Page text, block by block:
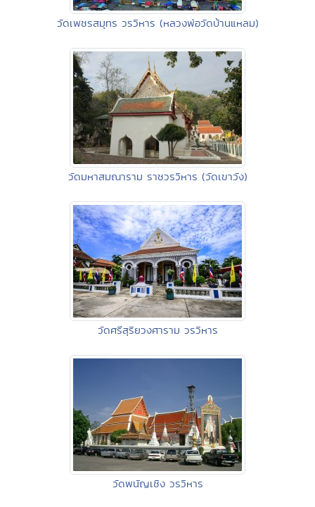
วัดเพชรสมุทร วรวิหาร (หลวงพ่อวัดบ้านแหลม)
วัดมหาสมณาราม ราชวรวิหาร (วัดเขาวัง)
วัดศรีสุริยวงศาราม วรวิหาร
วัดพนัญเชิง วรวิหาร